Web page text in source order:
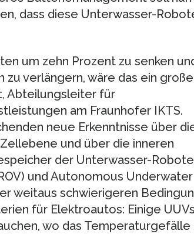
dass diese Unterwasser-
um zehn Prozent zu senken
zu verlängern, wäre das ein
Abteilungsleiter für
am Fraunhofer IKTS.
neue Erkenntnisse über
und über die inneren
der Unterwasser-
und Autonomous Underwater
weitaus schwierigeren
für Elektroautos: Einige UUVs
wo das Temperaturgefälle